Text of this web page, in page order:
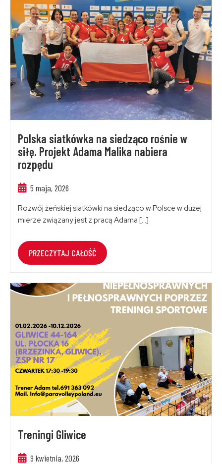
Polska siatkówka na siedząco rośnie w
siłę. Projekt Adama Malika nabiera
rozpędu
5 maja, 2026
Rozwój żeńskiej siatkówki na siedząco w Polsce w dużej
mierze związany jest z pracą Adama […]
PRZECZYTAJ CAŁOŚĆ
Treningi Gliwice
9 kwietnia, 2026